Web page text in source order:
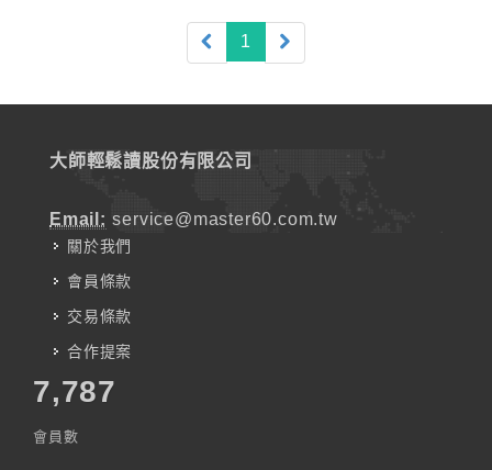
1 (current)
大師輕鬆讀股份有限公司
Email: service@master60.com.tw
關於我們
會員條款
交易條款
合作提案
7,787
會員數